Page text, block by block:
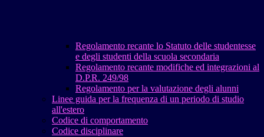
Regolamento recante lo Statuto delle studentesse
e degli studenti della scuola secondaria
Regolamento recante modifiche ed integrazioni al
D.P.R. 249/98
Regolamento per la valutazione degli alunni
Linee guida per la frequenza di un periodo di studio
all'estero
Codice di comportamento
Codice disciplinare